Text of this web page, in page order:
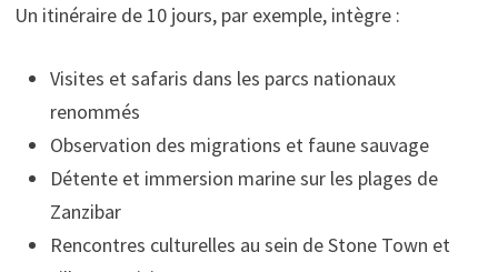
Un itinéraire de 10 jours, par exemple, intègre :
Visites et safaris dans les parcs nationaux
renommés
Observation des migrations et faune sauvage
Détente et immersion marine sur les plages de
Zanzibar
Rencontres culturelles au sein de Stone Town et